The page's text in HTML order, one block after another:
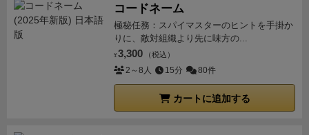
コードネーム
極秘任務：スパイマスターのヒントを手掛か
りに、敵対組織より先に味方の...
¥ 3,300 （税込）
2～8人 15分 80件
カートに追加する